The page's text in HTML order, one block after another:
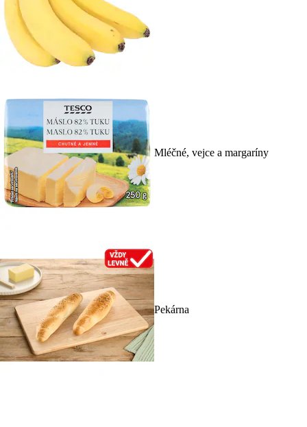
Mléčné, vejce a margaríny
Pekárna